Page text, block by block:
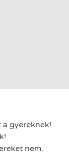
a gyereknek!
nem.